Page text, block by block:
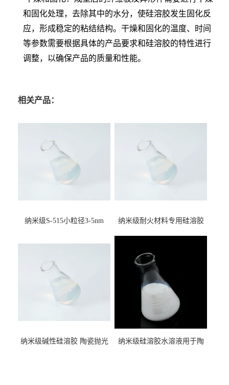
和固化处理，去除其中的水分，使硅溶胶发生固化反
应，形成稳定的粘结结构。干燥和固化的温度、时间
等参数需要根据具体的产品要求和硅溶胶的特性进行
调整，以确保产品的质量和性能。
相关产品：
纳米级S-515小粒径3-5nm
纳米级耐火材料专用硅溶胶
纳米级碱性硅溶胶 陶瓷抛光
纳米级硅溶胶水溶液用于陶